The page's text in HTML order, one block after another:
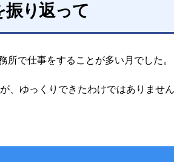
振り返って
所で仕事をすることが多い月でした。
、ゆっくりできたわけではありませ